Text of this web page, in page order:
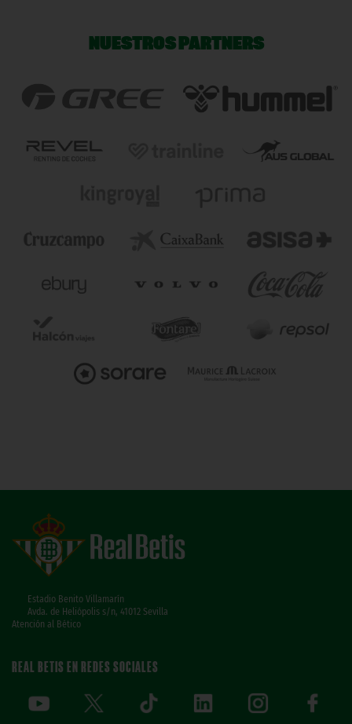
NUESTROS PARTNERS
Estadio Benito Villamarín
Avda. de Heliópolis s/n, 41012 Sevilla
Atención al Bético
REAL BETIS EN REDES SOCIALES